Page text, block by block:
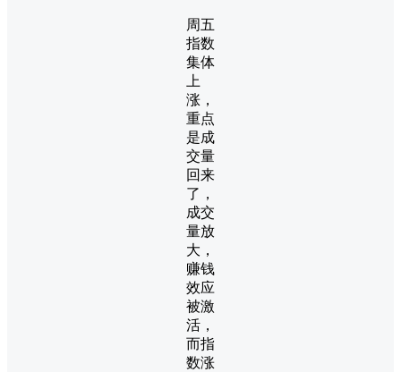
周五
指数
集体
上
涨，
重点
是成
交量
回来
了，
成交
量放
大，
赚钱
效应
被激
活，
而指
数涨